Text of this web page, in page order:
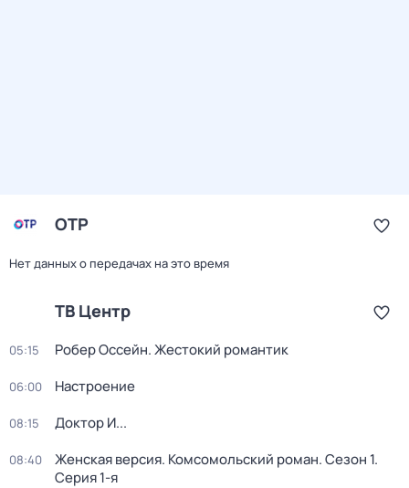
ОТР
Нет данных о передачах на это время
ТВ Центр
05:15 Робер Оссейн. Жестокий романтик
06:00 Настроение
08:15 Доктор И...
08:40 Женская версия. Комсомольский роман. Сезон 1.
Серия 1-я